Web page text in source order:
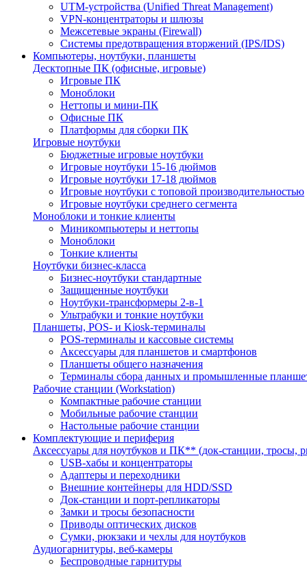
UTM-устройства (Unified Threat Management)
VPN-концентраторы и шлюзы
Межсетевые экраны (Firewall)
Системы предотвращения вторжений (IPS/IDS)
Компьютеры, ноутбуки, планшеты
Десктопные ПК (офисные, игровые)
Игровые ПК
Моноблоки
Неттопы и мини-ПК
Офисные ПК
Платформы для сборки ПК
Игровые ноутбуки
Бюджетные игровые ноутбуки
Игровые ноутбуки 15-16 дюймов
Игровые ноутбуки 17-18 дюймов
Игровые ноутбуки с топовой производительностью
Игровые ноутбуки среднего сегмента
Моноблоки и тонкие клиенты
Миникомпьютеры и неттопы
Моноблоки
Тонкие клиенты
Ноутбуки бизнес-класса
Бизнес-ноутбуки стандартные
Защищенные ноутбуки
Ноутбуки-трансформеры 2-в-1
Ультрабуки и тонкие ноутбуки
Планшеты, POS- и Kiosk-терминалы
POS-терминалы и кассовые системы
Аксессуары для планшетов и смартфонов
Планшеты общего назначения
Терминалы сбора данных и промышленные
Рабочие станции (Workstation)
Компактные рабочие станции
Мобильные рабочие станции
Настольные рабочие станции
Комплектующие и периферия
Аксессуары для ноутбуков и ПК** (док-станции, тросы,
USB-хабы и концентраторы
Адаптеры и переходники
Внешние контейнеры для HDD/SSD
Док-станции и порт-репликаторы
Замки и тросы безопасности
Приводы оптических дисков
Сумки, рюкзаки и чехлы для ноутбуков
Аудиогарнитуры, веб-камеры
Беспроводные гарнитуры